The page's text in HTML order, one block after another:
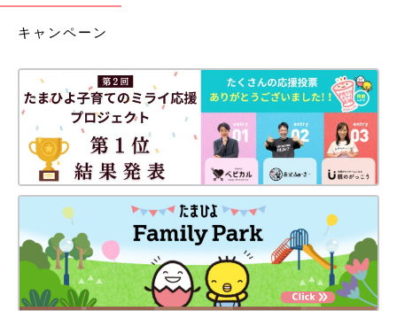
キャンペーン